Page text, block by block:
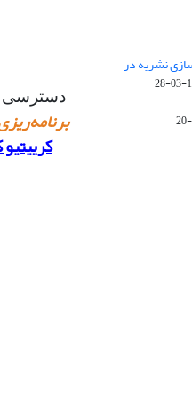
نشریه در
دسترسی